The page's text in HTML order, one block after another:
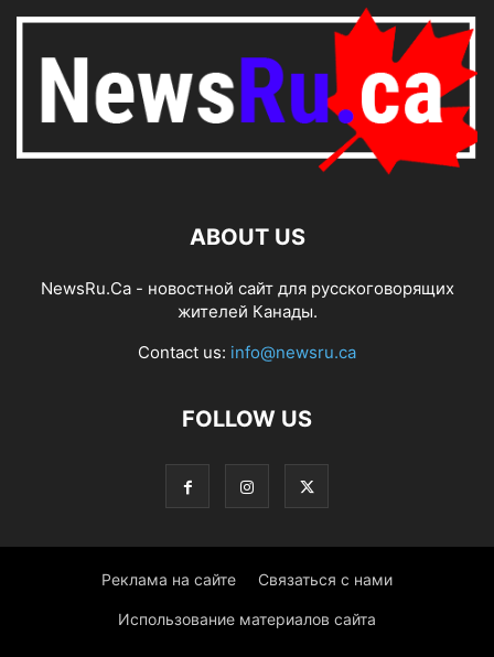
ABOUT US
NewsRu.Ca - новостной сайт для русскоговорящих
жителей Канады.
Contact us: info@newsru.ca
FOLLOW US
Реклама на сайте Связаться с нами
Использование материалов сайта